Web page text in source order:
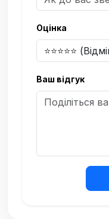
Оцінка
Ваш відгук